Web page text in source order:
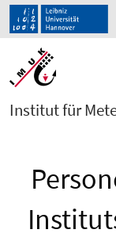
Institut für